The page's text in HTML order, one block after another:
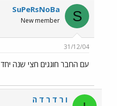
S
SuPeRsNoBa
New member
31/12/04
עם החבר חוגגים חצי שנה יחד
ו ר ד ר ד ה